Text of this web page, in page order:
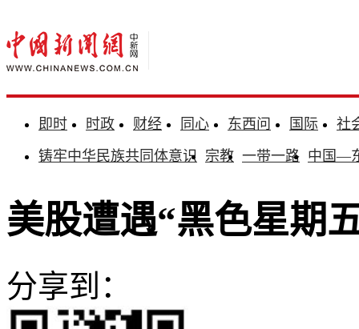
即时 时政 财经 同心 东西问 国际
社
铸牢中华民族共同体意识 宗教 一带一路 中国—
美股遭遇“黑色星期
分享到：